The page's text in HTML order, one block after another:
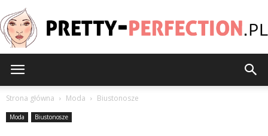
Strona główna Moda Biustonosze
Moda Biustonosze